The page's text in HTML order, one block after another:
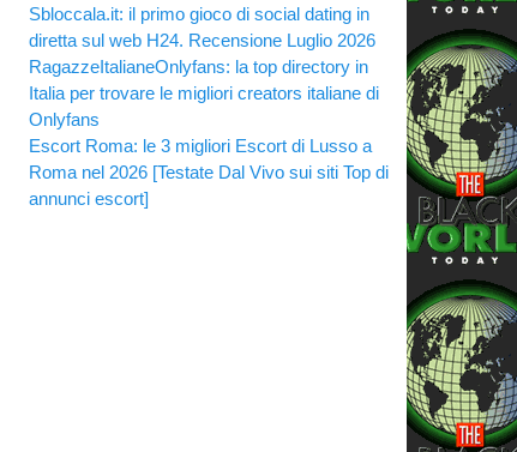
Sbloccala.it: il primo gioco di social dating in
diretta sul web H24. Recensione Luglio 2026
RagazzeItalianeOnlyfans: la top directory in
Italia per trovare le migliori creators italiane di
Onlyfans
Escort Roma: le 3 migliori Escort di Lusso a
Roma nel 2026 [Testate Dal Vivo sui siti Top di
annunci escort]